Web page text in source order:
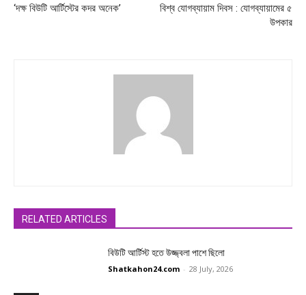
‘দক্ষ বিউটি আর্টিস্টের কদর অনেক’
বিশ্ব যোগব্যায়াম দিবস : যোগব্যায়ামের ৫
উপকার
RELATED ARTICLES
বিউটি আর্টিস্ট হতে উজ্জ্বলা পাশে ছিলো
Shatkahon24.com - 28 July, 2026